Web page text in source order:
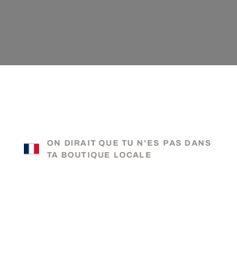
ON DIRAIT QUE TU N'ES PAS DANS
TA BOUTIQUE LOCALE